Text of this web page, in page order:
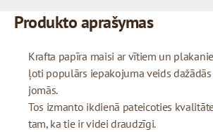
Produkto aprašymas
Krafta papīra maisi ar vītiem un
ļoti populārs iepakojuma veids
jomās.
Tos izmanto ikdienā pateicoties
tam, ka tie ir videi draudzīgi.